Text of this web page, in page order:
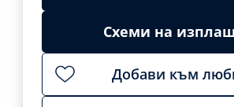
Схеми на
Добави към